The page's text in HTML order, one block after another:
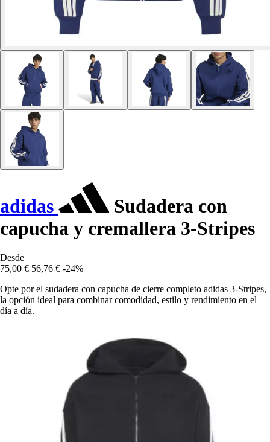
adidas
Sudadera con
capucha y cremallera 3-Stripes
Desde
75,00 € 56,76 € -24%
Opte por el sudadera con capucha de cierre completo adidas 3-Stripes,
la opción ideal para combinar comodidad, estilo y rendimiento en el
día a día.